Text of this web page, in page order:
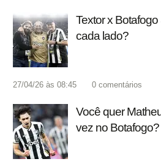
Textor x
cada lado?
27/04/26 às 08:45 0 comentários
Você quer
vez no Botafogo?